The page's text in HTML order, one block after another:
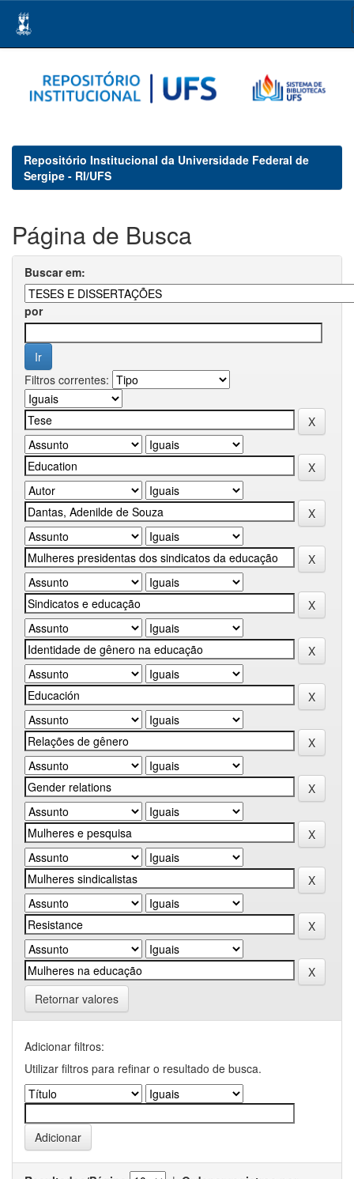
navigation
Repositório Institucional da Universidade Federal de
Sergipe - RI/UFS
Página de Busca
Buscar em:
por
Filtros correntes:
Retornar valores
Adicionar filtros:
Utilizar filtros para refinar o resultado de busca.